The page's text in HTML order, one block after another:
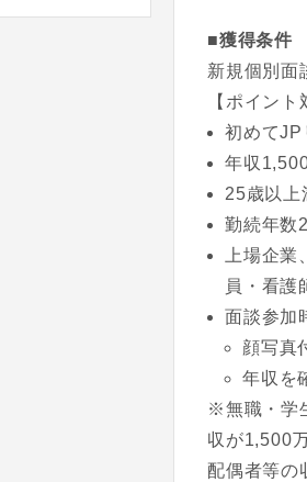
■獲得条件
新規個別面
【ポイン
初めてJP
年収
25歳以上
勤続年数
上場企業
員・看護
面談参加
顔写真
年収を
※無職・学
収が1,500
配偶者等の